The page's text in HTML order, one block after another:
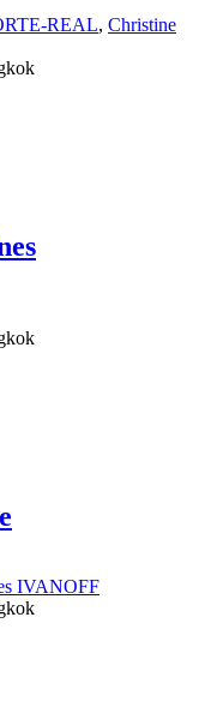
REAL, Christine
IVANOFF